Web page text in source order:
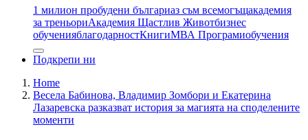
1 милион пробудени българиаз съм всемогъщакадемия
за треньориАкадемия Щастлив Животбизнес
обученияблагодарностКнигиМВА Програмиобучения
Подкрепи ни
Home
Весела Бабинова, Владимир Зомбори и Екатерина
Лазаревска разказват история за магията на споделените
моменти